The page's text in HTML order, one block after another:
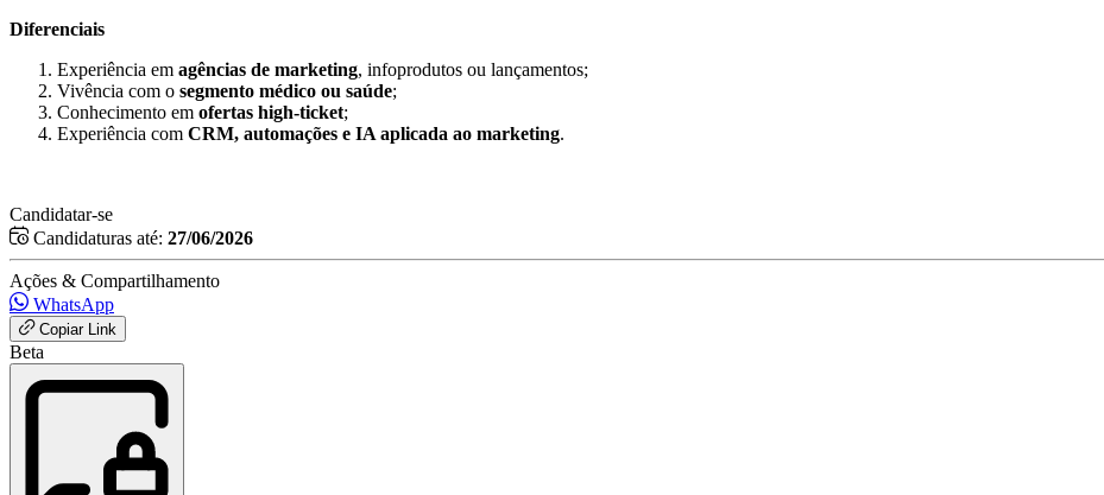
Diferenciais
Experiência em agências de marketing, infoprodutos ou lançamentos;
Vivência com o segmento médico ou saúde;
Conhecimento em ofertas high-ticket;
Experiência com CRM, automações e IA aplicada ao marketing.
Candidatar-se
Candidaturas até: 27/06/2026
Ações & Compartilhamento
WhatsApp
Copiar Link
Beta